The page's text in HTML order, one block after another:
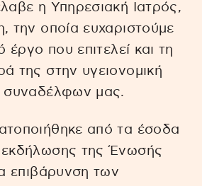
η Υπηρεσιακή Ιατρός,
την οποία ευχαριστούμε
έργο που επιτελεί και τη
της στην υγειονομική
συναδέλφων μας.
από τα έσοδα
της Ένωσής
επιβάρυνση των